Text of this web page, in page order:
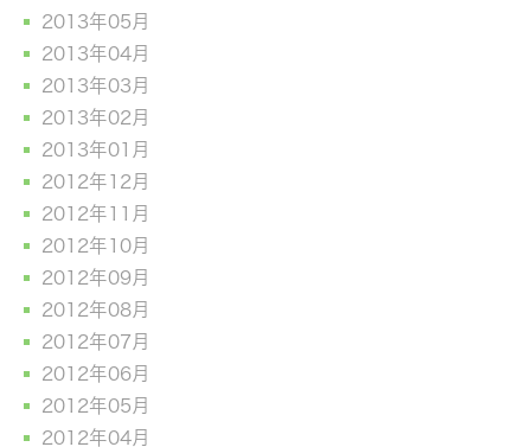
2013年05月
2013年04月
2013年03月
2013年02月
2013年01月
2012年12月
2012年11月
2012年10月
2012年09月
2012年08月
2012年07月
2012年06月
2012年05月
2012年04月